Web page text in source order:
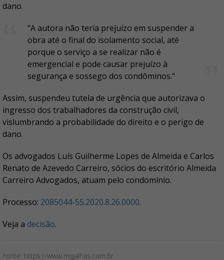
dano.
“A autora não teria prejuízo em suspender a
obra até o final do isolamento social, até
porque o serviço a se realizar não é
emergencial e pode causar prejuízo à
segurança e sossego dos condôminos.”
Assim, suspendeu tutela de urgência que autorizava o
ingresso dos trabalhadores da construção civil,
vislumbrando a probabilidade do direito e o perigo de
dano.
Os advogados Luís Guilherme Lopes de Almeida e Carlos
Renato de Azevedo Carreiro, sócios do escritório Almeida
Carreiro Advogados, atuam pelo condomínio.
Processo: 2085044-55.2020.8.26.0000.
Veja a decisão.
Fonte: https://www.migalhas.com.br